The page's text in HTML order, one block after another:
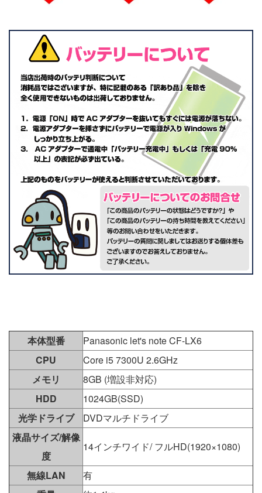
本体型番
Panasonic let's note CF-LX6
CPU
Core i5 7300U 2.6GHz
メモリ
8GB (増設非対応)
HDD
1024GB(SSD)
光学ドライブ
DVDマルチドライブ
液晶サイズ/解像
度
14インチワイド/ フルHD(1920×1080)
無線LAN
有